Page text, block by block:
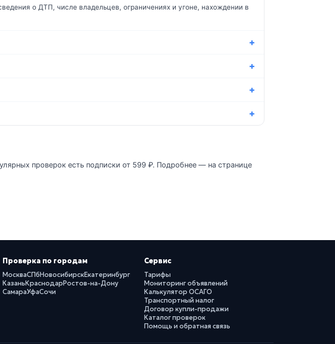
о ДТП, числе владельцев, ограничениях и угоне, нахождении в
проверок есть подписки от 599 ₽. Подробнее — на странице
Проверка по городам
МоскваСПбНовосибирскЕкатеринбург
КазаньКраснодарРостов-на-Дону
СамараУфаСочи
Сервис
Тарифы
Мониторинг объявлений
Калькулятор ОСАГО
Транспортный налог
Договор купли-продажи
Каталог проверок
Помощь и обратная связь